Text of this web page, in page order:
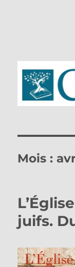
Mois :
juifs.